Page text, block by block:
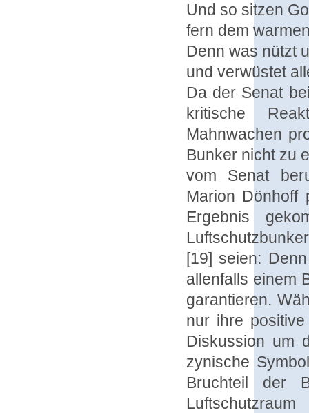
Und so sitzen
fern dem
Denn was nützt
und verwüstet
Da der Senat
kritische
Mahnwachen
Bunker nicht zu
vom Senat
Marion Dönhoff
Ergebnis
[19] seien:
allenfalls einem
garantieren.
nur ihre
Diskussion um
zynische
Bruchteil der